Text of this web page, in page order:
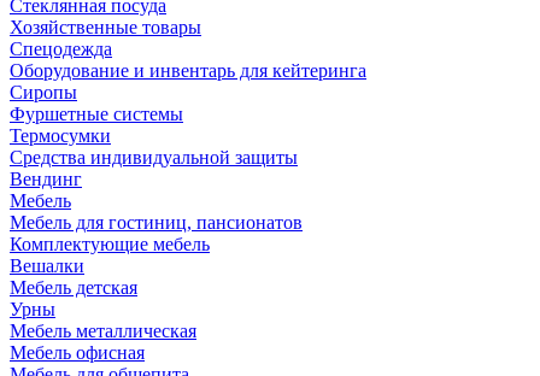
Стеклянная посуда
Хозяйственные товары
Спецодежда
Оборудование и инвентарь для кейтеринга
Сиропы
Фуршетные системы
Термосумки
Средства индивидуальной защиты
Вендинг
Мебель
Мебель для гостиниц, пансионатов
Комплектующие мебель
Вешалки
Мебель детская
Урны
Мебель металлическая
Мебель офисная